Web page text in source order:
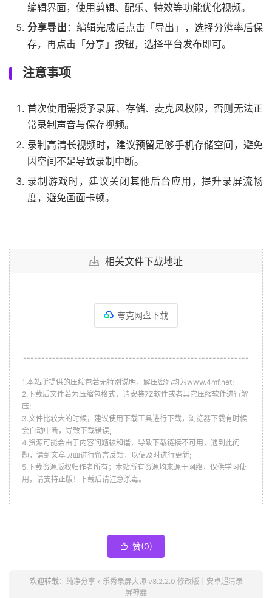
编辑界面，使用剪辑、配乐、特效等功能优化视频。
分享导出 ：编辑完成后点击「导出」，选择分辨率后保
存，再点击「分享」按钮，选择平台发布即可。
注意事项
首次使用需授予录屏、存储、麦克风权限，否则无法正
常录制声音与保存视频。
录制高清长视频时，建议预留足够手机存储空间，避免
因空间不足导致录制中断。
录制游戏时，建议关闭其他后台应用，提升录屏流畅
度，避免画面卡顿。
相关文件下载地址
夸克网盘下载
--------------------------------------------------------------
1.本站所提供的压缩包若无特别说明，解压密码均为www.4mf.net;
2.下载后文件若为压缩包格式，请安装7Z软件或者其它压缩软件进行解
压;
3.文件比较大的时候，建议使用下载工具进行下载，浏览器下载有时候
会自动中断，导致下载错误;
4.资源可能会由于内容问题被和谐，导致下载链接不可用，遇到此问
题，请到文章页面进行留言反馈，以便及时进行更新;
5.下载资源版权归作者所有；本站所有资源均来源于网络，仅供学习使
用，请支持正版！下载后请注意杀毒。
 赞(0)
欢迎转载： 纯净分享 » 乐秀录屏大师 v8.2.2.0 修改版｜安卓超清录
屏神器